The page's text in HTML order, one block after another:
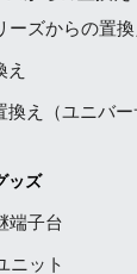
ーズからの置換
え（ユニバー
ッズ
端子台
ニット